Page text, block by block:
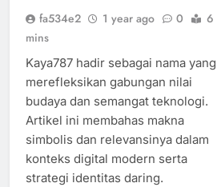
fa534e2 1 year ago 0
6
mins
Kaya787 hadir sebagai nama yang
merefleksikan gabungan nilai
budaya dan semangat teknologi.
Artikel ini membahas makna
simbolis dan relevansinya dalam
konteks digital modern serta
strategi identitas daring.